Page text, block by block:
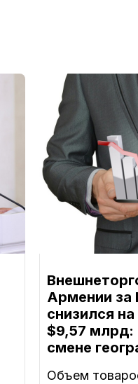
Армении за
снизился
$9,57 млрд:
смене
Объем